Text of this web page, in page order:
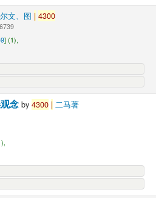
文、图 | 4300
] (1),
观念by4300 | 二马著